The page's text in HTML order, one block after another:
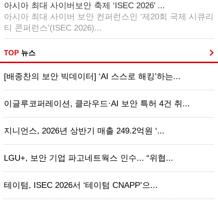
아시아 최대 사이버보안 축제 ‘ISEC 2026’ ...
아시아 최대 사이버 보안 컨퍼런스인 ‘제20회 국제 시큐리
티 콘퍼런스’(ISEC 2026)...
TOP 뉴스
[배종찬의 보안 빅데이터] ‘AI 스스로 해킹’하는...
이글루코퍼레이션, 클라우드·AI 보안 특허 4건 취...
지니언스, 2026년 상반기 매출 249.2억원 ‘...
LGU+, 보안 기업 파고네트웍스 인수... “위협...
테이텀, ISEC 2026서 ‘테이텀 CNAPP’으...